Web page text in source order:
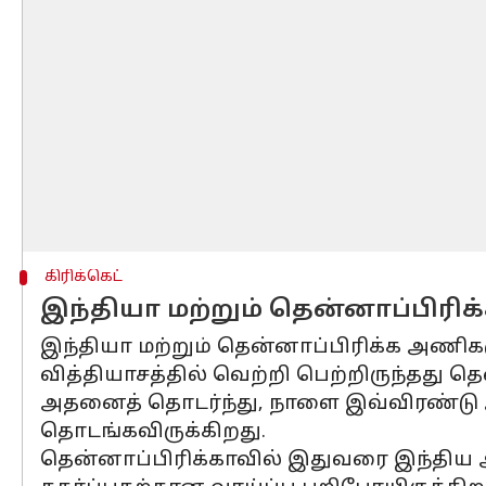
கிரிக்கெட்
இந்தியா மற்றும்
இந்தியா மற்றும் தென்னாப்பிரிக்க
வித்தியாசத்தில் வெற்றி பெற்றிருந்தது
அதனைத் தொடர்ந்து, நாளை இவ்விரண்டு
தொடங்கவிருக்கிறது.
தென்னாப்பிரிக்காவில் இதுவரை